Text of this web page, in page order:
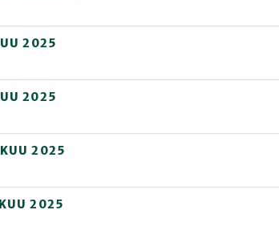
2025
2025
2025
2025